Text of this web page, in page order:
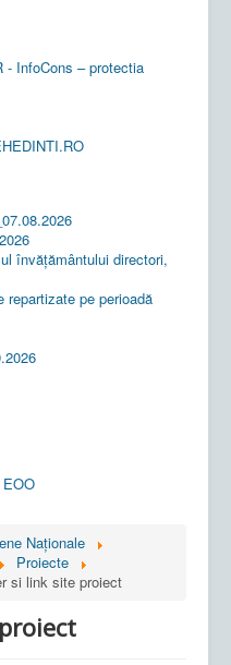
- InfoCons – protectia
învățământului directori,
repartizate pe perioadă
Naționale
Proiecte
si link site proiect